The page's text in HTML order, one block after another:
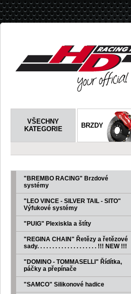
VŠECHNY
KATEGORIE
BRZDY
"BREMBO RACING" Brzdové
systémy
"LEO VINCE - SILVER TAIL - SITO"
Výfukové systémy
"PUIG" Plexiskla a štíty
"REGINA CHAIN" Řetězy a řetězové
sady. . . . . . . . . . . . . . . . . . . . !!! NEW !!!
"DOMINO - TOMMASELLI" Řídítka,
páčky a přepínače
"SAMCO" Silikonové hadice